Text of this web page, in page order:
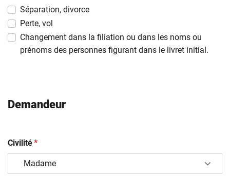
MM
slash
AAAA
Séparation, divorce
Perte, vol
Changement dans la filiation ou dans les noms ou
prénoms des personnes figurant dans le livret initial.
Demandeur
Civilité(obligatoire)
*